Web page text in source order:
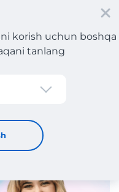
korish uchun boshqa
tanlang
2026-yilgi xaridlaringizni